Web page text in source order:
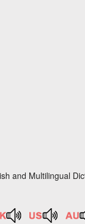
and Multilingual